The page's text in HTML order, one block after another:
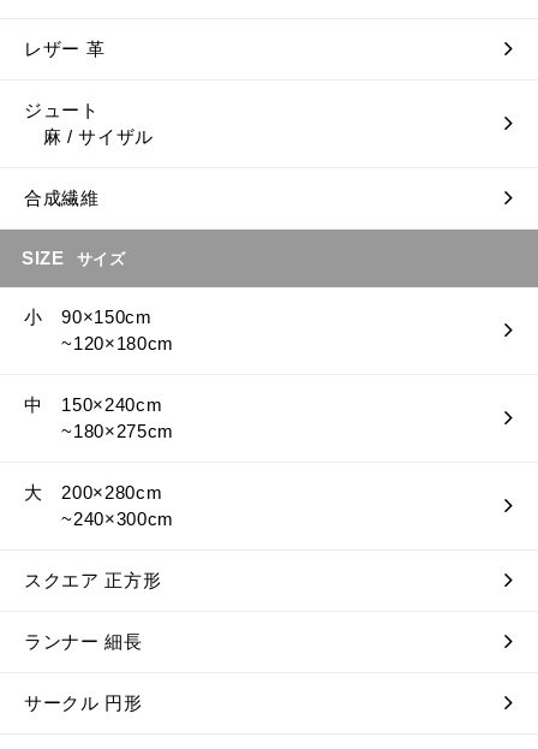
レザー 革
ジュート
麻 / サイザル
合成繊維
SIZE サイズ
小 90×150cm
~120×180cm
中 150×240cm
~180×275cm
大 200×280cm
~240×300cm
スクエア 正方形
ランナー 細長
サークル 円形